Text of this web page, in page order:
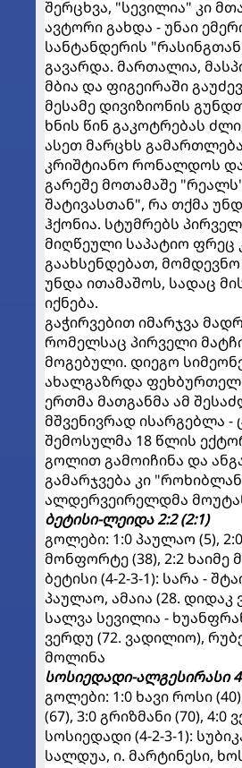
შერცხვა, "სევილია" კი
ავტორი გახდა - უნაი
სანტანდერის
გავარდა. მართალია,
მბია და ფიგეირაში
მესამე დივიზიონის
ხნის წინ გაკოტრებას
ასეთ მარცხს გამართლება
კრიშტიანო რონალდოს
გარეშე მოთამაშე
შატივასთან", რა თქმა
ჰქონია. სტუმრებს
მიღწეული საპატიო ფრეც
გაახსენდებათ,
უნდა ითამაშოს, სადაც
იქნება.
გაჭირვებით იმარჯვა
რომელსაც პირველი
მოგებული. დიეგო
ახალგაზრდა
ერთმა მათგანმა ამ
მშვენივრად ისარგებლა
შემოსულმა 18 წლის
გოლით გამოიჩინა და
გამარჯვება კი
ალდერვეირელდმა
ბეტისი-ლეიდა 2:2 (2:1)
გოლები: 1:0 პაულაო (5), 2:0
მონფორტე (38), 2:2 ხაიმე
ბეტისი (4-2-3-1): სარა -
პაულაო, ამაია (28. დიდაკ
სალვა სევილია -
ვერდუ (72. ვადილიო),
მოლინა
სოსიედადი-ალგესირასი
გოლები: 1:0 ხავი როსი
(67), 3:0 გრიზმანი (70), 4:0
სოსიედადი (4-2-3-1):
სალდუა, ი. მარტინესი,